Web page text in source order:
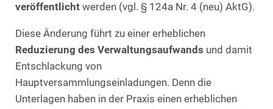
veröffentlicht werden (vgl. § 124a Nr. 4 (neu) AktG).
Diese Änderung führt zu einer erheblichen
Reduzierung des Verwaltungsaufwands und damit
Entschlackung von
Hauptversammlungseinladungen. Denn die
Unterlagen haben in der Praxis einen erheblichen